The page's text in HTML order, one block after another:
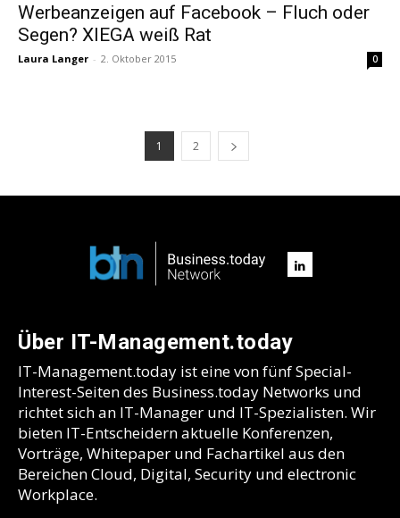
Werbeanzeigen auf Facebook – Fluch oder
Segen? XIEGA weiß Rat
Laura Langer - 2. Oktober 2015 0
1 2
Über IT-Management.today
IT-Management.today ist eine von fünf Special-
Interest-Seiten des Business.today Networks und
richtet sich an IT-Manager und IT-Spezialisten. Wir
bieten IT-Entscheidern aktuelle Konferenzen,
Vorträge, Whitepaper und Fachartikel aus den
Bereichen Cloud, Digital, Security und electronic
Workplace.